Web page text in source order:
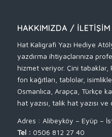
HAKKIMIZDA / İLETIŞIM
Hat Kaligrafi Yazı Hediye
yazdırma ihtiyaçlarınıza
hizmet veriyor. Çini tabaklar,
fon kağıtları, tablolar,
Osmanlıca, Arapça, Türkçe
hat yazısı, talik hat yazısı ve
Adres : Alibeyköy – Eyüp –
Tel : 0506 812 27 40